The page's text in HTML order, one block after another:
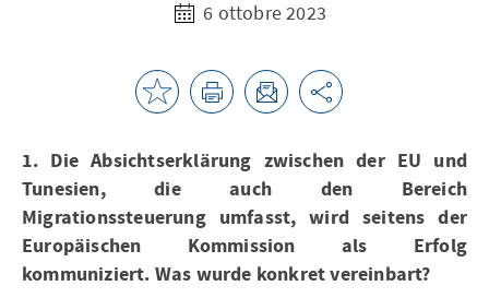
6 ottobre 2023
1. Die Absichtserklärung zwischen der EU und
Tunesien, die auch den Bereich
Migrationssteuerung umfasst, wird seitens der
Europäischen Kommission als Erfolg
kommuniziert. Was wurde konkret vereinbart?